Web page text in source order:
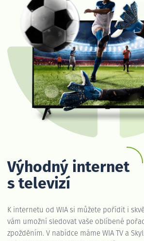
Výhodný internet
s televizí
K internetu od WIA si můžete pořídit i
vám umožní sledovat vaše oblíbené
zpožděním. V nabídce máme WIA TV a